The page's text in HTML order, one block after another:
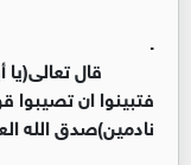
قال تعالى(يا
فتبينوا ان تصيبوا
نادمين)صدق الله